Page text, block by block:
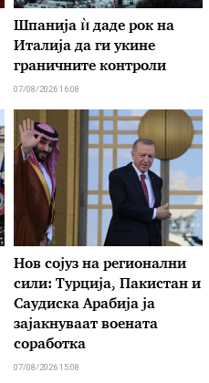
Шпанија ѝ даде рок на
Италија да ги укине
граничните контроли
07/08/2026 16:08
Нов сојуз на регионални
сили: Турција, Пакистан и
Саудиска Арабија ја
зајакнуваат воената
соработка
07/08/2026 15:08